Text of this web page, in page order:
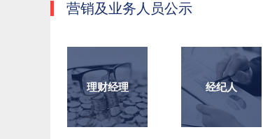
营销及业务人员公示
理财经理 经纪人